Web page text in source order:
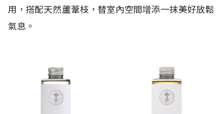
用，搭配天然蘆葦枝，替室內空間增添一抹美好放鬆
氣息。